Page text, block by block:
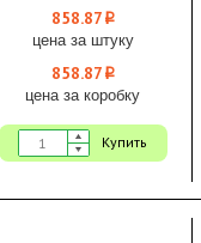
КОМФОРТ 1/1
858.87 i
цена за штуку
858.87 i
цена за коробку
Купить